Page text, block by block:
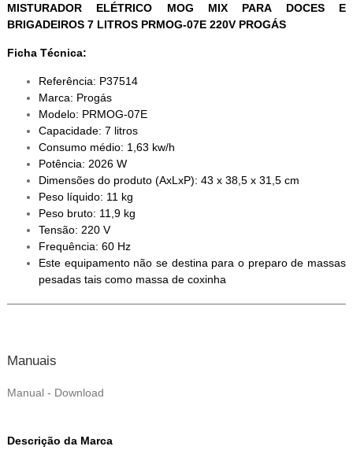
MISTURADOR ELÉTRICO MOG MIX PARA DOCES E
BRIGADEIROS 7 LITROS PRMOG-07E 220V PROGÁS
Ficha Técnica:
Referência: P37514
Marca: Progás
Modelo: PRMOG-07E
Capacidade: 7 litros
Consumo médio: 1,63 kw/h
Potência: 2026 W
Dimensões do produto (AxLxP): 43 x 38,5 x 31,5 cm
Peso líquido: 11 kg
Peso bruto: 11,9 kg
Tensão: 220 V
Frequência: 60 Hz
Este equipamento não se destina para o preparo de massas
pesadas tais como massa de coxinha
Manuais
Manual - Download
Descrição da Marca